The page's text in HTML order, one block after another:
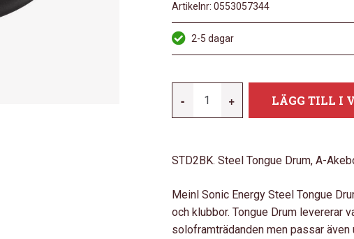
Artikelnr: 0553057344
2-5 dagar
-
STD2BK
+ LÄGG TILL I
STD2BK. Steel Tongue Drum, A-
Meinl Sonic Energy Steel Tongue
och klubbor. Tongue Drum levererar
soloframträdanden men passar